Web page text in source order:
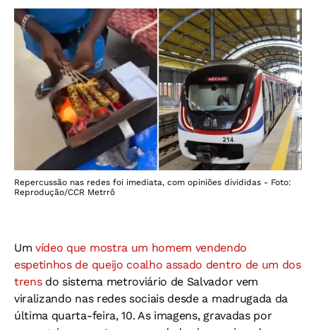
Repercussão nas redes foi imediata, com opiniões divididas - Foto:
Reprodução/CCR Metrrô
Umvídeo que mostra um homem vendendo
espetinhos de queijo coalho assado dentro de um dos
trensdo sistema metroviário de Salvador vem
viralizando nas redes sociais desde a madrugada da
última quarta-feira, 10. As imagens, gravadas por